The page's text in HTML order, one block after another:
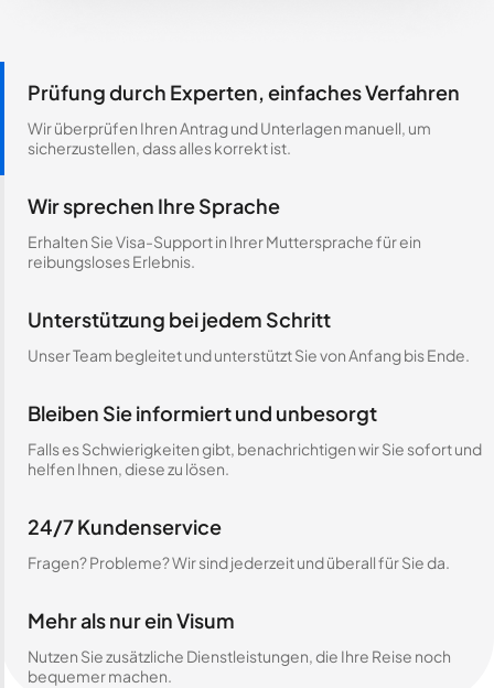
Prüfung durch Experten, einfaches Verfahren
Wir überprüfen Ihren Antrag und Unterlagen manuell, um
sicherzustellen, dass alles korrekt ist.
Wir sprechen Ihre Sprache
Erhalten Sie Visa-Support in Ihrer Muttersprache für ein
reibungsloses Erlebnis.
Unterstützung bei jedem Schritt
Unser Team begleitet und unterstützt Sie von Anfang bis Ende.
Bleiben Sie informiert und unbesorgt
Falls es Schwierigkeiten gibt, benachrichtigen wir Sie sofort und
helfen Ihnen, diese zu lösen.
24/7 Kundenservice
Fragen? Probleme? Wir sind jederzeit und überall für Sie da.
Mehr als nur ein Visum
Nutzen Sie zusätzliche Dienstleistungen, die Ihre Reise noch
bequemer machen.